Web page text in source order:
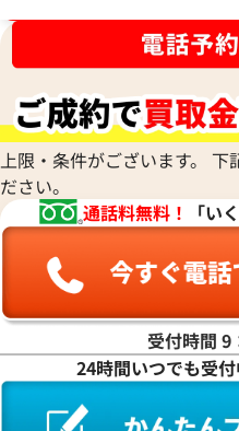
上限・条件がございます。 下
ださい。
通話料無料！
「い
受付時間 9
24時間いつでも受